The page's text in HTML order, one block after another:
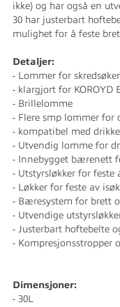
ikke) og har også en
30 har justerbart
mulighet for å feste
Detaljer:
- Lommer for
- klargjort for KOROYD
- Brillelomme
- Flere smp lommer for
- kompatibel med
- Utvendig lomme for
- Innebygget bærenett
- Utstyrsløkker for feste
- Løkker for feste av
- Bæresystem for brett
- Utvendige
- Justerbart hoftebelte
- Kompresjonsstropper
Dimensjoner:
- 30L